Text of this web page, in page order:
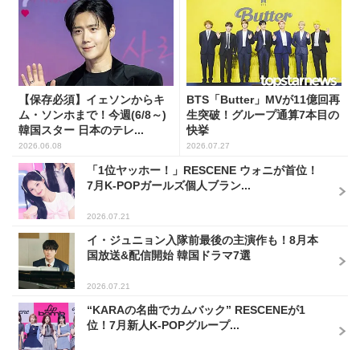
【保存必須】イェソンからキ
ム・ソンホまで！今週(6/8～)
韓国スター 日本のテレ...
2026.06.08
BTS「Butter」MVが11億回再
生突破！グループ通算7本目の
快挙
2026.07.27
「1位ヤッホー！」RESCENE ウォニが首位！
7月K-POPガールズ個人ブラン...
2026.07.21
イ・ジュニョン入隊前最後の主演作も！8月本
国放送&配信開始 韓国ドラマ7選
2026.07.21
“KARAの名曲でカムバック” RESCENEが1
位！7月新人K-POPグループ...